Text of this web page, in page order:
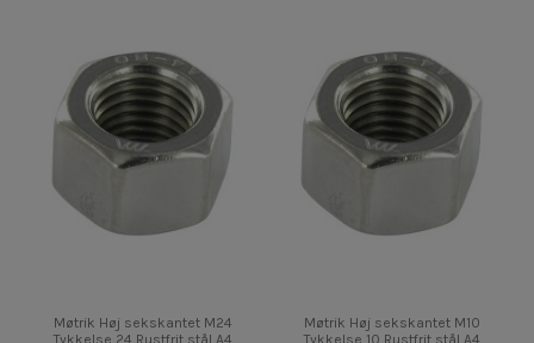
Møtrik Høj sekskantet M24
Møtrik Høj sekskantet M10